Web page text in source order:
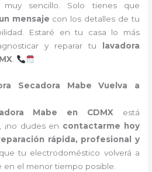
sencillo. Solo tienes que
mensaje con los detalles de tu
Estaré en tu casa lo más
y reparar tu
lavadora
.
Secadora Mabe Vuelva a
Mabe en CDMX está
¡no dudes en contactarme hoy
rápida, profesional y
tu electrodoméstico volverá a
el menor tiempo posible.